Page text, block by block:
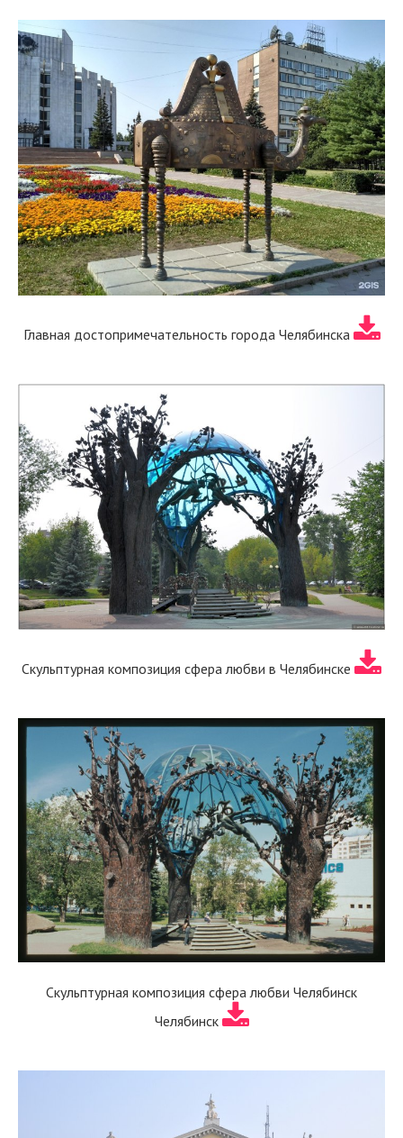
Главная достопримечательность города Челябинска
Скульптурная композиция сфера любви в Челябинске
Скульптурная композиция сфера любви Челябинск
Челябинск